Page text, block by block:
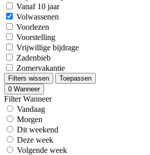
Vanaf 10 jaar
Volwassenen
Voorlezen
Voorstelling
Vrijwillige bijdrage
Zadenbieb
Zomervakantie
Filters wissen
Toepassen
0 Wanneer
Filter Wanneer
Vandaag
Morgen
Dit weekend
Deze week
Volgende week